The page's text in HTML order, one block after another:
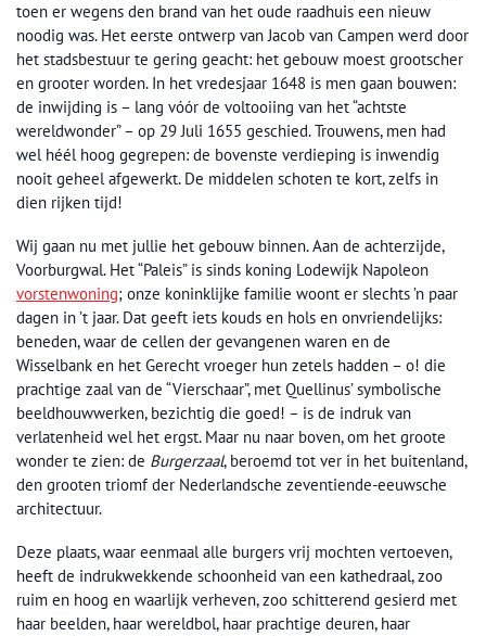
toen er wegens den brand van het oude raadhuis een nieuw
noodig was. Het eerste ontwerp van Jacob van Campen werd door
het stadsbestuur te gering geacht: het gebouw moest grootscher
en grooter worden. In het vredesjaar 1648 is men gaan bouwen:
de inwijding is – lang vóór de voltooiing van het “achtste
wereldwonder” – op 29 Juli 1655 geschied. Trouwens, men had
wel héél hoog gegrepen: de bovenste verdieping is inwendig
nooit geheel afgewerkt. De middelen schoten te kort, zelfs in
dien rijken tijd!
Wij gaan nu met jullie het gebouw binnen. Aan de achterzijde,
Voorburgwal. Het “Paleis” is sinds koning Lodewijk Napoleon
vorstenwoning; onze koninklijke familie woont er slechts ’n paar
dagen in ’t jaar. Dat geeft iets kouds en hols en onvriendelijks:
beneden, waar de cellen der gevangenen waren en de
Wisselbank en het Gerecht vroeger hun zetels hadden – o! die
prachtige zaal van de “Vierschaar”, met Quellinus’ symbolische
beeldhouwwerken, bezichtig die goed! – is de indruk van
verlatenheid wel het ergst. Maar nu naar boven, om het groote
wonder te zien: de Burgerzaal, beroemd tot ver in het buitenland,
den grooten triomf der Nederlandsche zeventiende-eeuwsche
architectuur.
Deze plaats, waar eenmaal alle burgers vrij mochten vertoeven,
heeft de indrukwekkende schoonheid van een kathedraal, zoo
ruim en hoog en waarlijk verheven, zoo schitterend gesierd met
haar beelden, haar wereldbol, haar prachtige deuren, haar